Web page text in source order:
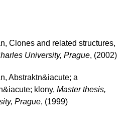
, Clones and related structures,
University, Prague, (2002)
, Abstraktn&iacute; a
klony, Master thesis,
Prague, (1999)